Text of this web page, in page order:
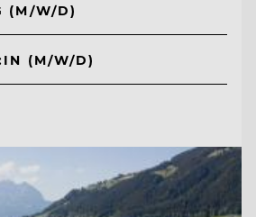
(M/W/D)
(M/W/D)